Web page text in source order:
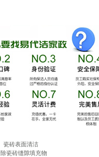
瓷砖表面清洁
瓷砖缝隙填充物